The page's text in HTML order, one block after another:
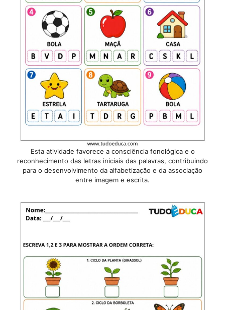
Esta atividade favorece a consciência fonológica e o
reconhecimento das letras iniciais das palavras, contribuindo
para o desenvolvimento da alfabetização e da associação
entre imagem e escrita.